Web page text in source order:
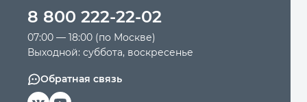
8 800 222-22-02
07:00 — 18:00 (по Москве)
Выходной: суббота, воскресенье
Обратная связь